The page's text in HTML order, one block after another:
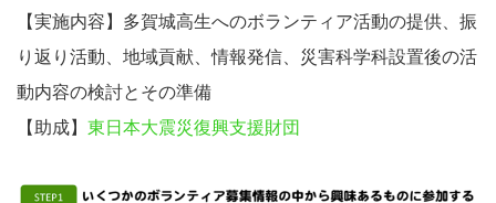
【実施内容】多賀城高生へのボランティア活動の提供、振
り返り活動、地域貢献、情報発信、災害科学科設置後の活
動内容の検討とその準備
【助成】 東日本大震災復興支援財団